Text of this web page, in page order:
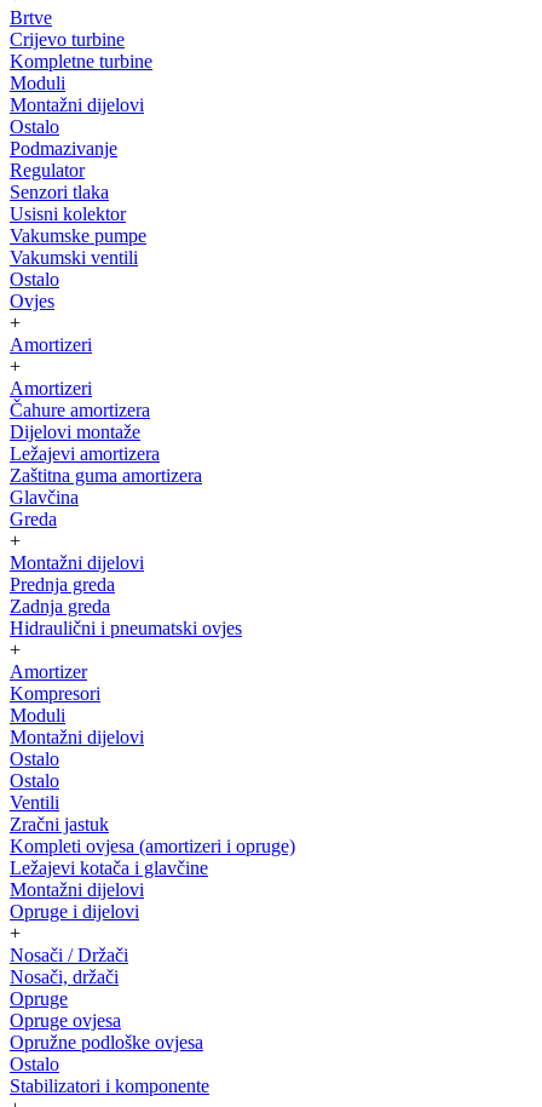
Brtve
Crijevo turbine
Kompletne turbine
Moduli
Montažni dijelovi
Ostalo
Podmazivanje
Regulator
Senzori tlaka
Usisni kolektor
Vakumske pumpe
Vakumski ventili
Ostalo
Ovjes
+
Amortizeri
+
Amortizeri
Čahure amortizera
Dijelovi montaže
Ležajevi amortizera
Zaštitna guma amortizera
Glavčina
Greda
+
Montažni dijelovi
Prednja greda
Zadnja greda
Hidraulični i pneumatski ovjes
+
Amortizer
Kompresori
Moduli
Montažni dijelovi
Ostalo
Ostalo
Ventili
Zračni jastuk
Kompleti ovjesa (amortizeri i opruge)
Ležajevi kotača i glavčine
Montažni dijelovi
Opruge i dijelovi
+
Nosači / Držači
Nosači, držači
Opruge
Opruge ovjesa
Opružne podloške ovjesa
Ostalo
Stabilizatori i komponente